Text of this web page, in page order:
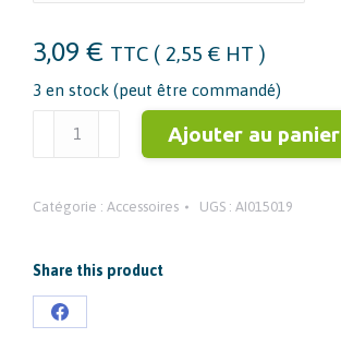
3,09 € TTC ( 2,55 € HT )
3 en stock (peut être commandé)
quantité
MALE
MALE
Ajouter au panier
Catégorie : Accessoires UGS : AI015019
Share this product
Partager